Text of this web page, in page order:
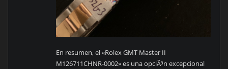
En resumen, el «Rolex GMT Master II
M126711CHNR-0002» es una opciÃ³n excepcional